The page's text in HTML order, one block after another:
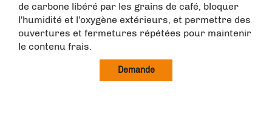
de carbone libéré par les grains de café, bloquer
l'humidité et l'oxygène extérieurs, et permettre des
ouvertures et fermetures répétées pour maintenir
le contenu frais.
Demande